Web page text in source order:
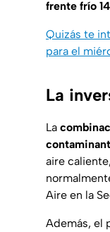
frente frío 14
Quizás te
para el
La
La
aire caliente,
Aire en la
Además, el